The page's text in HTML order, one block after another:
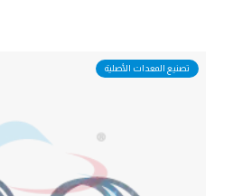
تصنيع المعدات الأصلية